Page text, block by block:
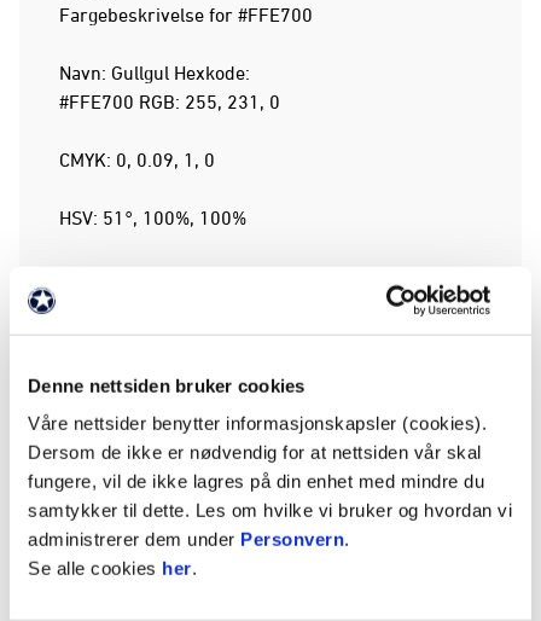
Denne nettsiden bruker cookies
Våre nettsider benytter informasjonskapsler (cookies).
Dersom de ikke er nødvendig for at nettsiden vår skal
fungere, vil de ikke lagres på din enhet med mindre du
samtykker til dette. Les om hvilke vi bruker og hvordan vi
administrerer dem under Personvern.
Se alle cookies her.
Fargebeskrivelse for #FFE700
Navn: Gullgul Hexkode:
#FFE700 RGB: 255, 231, 0
CMYK: 0, 0.09, 1, 0
HSV: 51°, 100%, 100%
MØRK
Navn: Mørk gråbrun
Hexkode: #231F20 RGB: 35,
31, 32
CMYK: 0, 0.11, 0.09, 86%